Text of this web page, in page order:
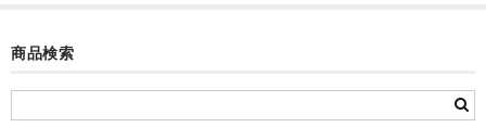
お絵かきギャラリー
商品検索